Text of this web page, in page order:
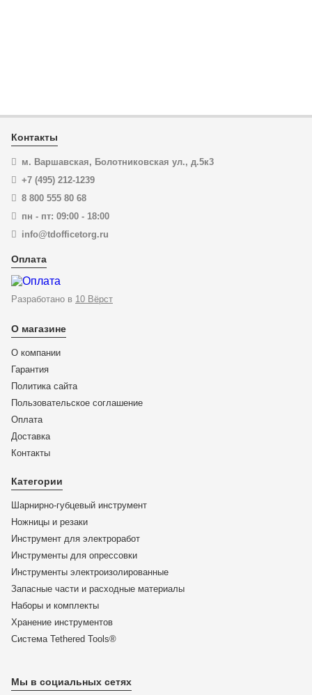
передачей усилия, 300 мм, KNIPEX 99 10 300 KN-
9910300
ЦЕНА:
5 473₽
В корзину
Контакты
м. Варшавская, Болотниковская ул., д.5к3
+7 (495) 212-1239
8 800 555 80 68
пн - пт: 09:00 - 18:00
info@tdofficetorg.ru
Оплата
Разработано в 10 Вёрст
О магазине
О компании
Гарантия
Политика сайта
Пользовательское соглашение
Оплата
Доставка
Контакты
Категории
Шарнирно-губцевый инструмент
Ножницы и резаки
Инструмент для электроработ
Инструменты для опрессовки
Инструменты электроизолированные
Запасные части и расходные материалы
Наборы и комплекты
Хранение инс­тру­мен­тов
Система Tethered Tools®
Мы в социальных сетях